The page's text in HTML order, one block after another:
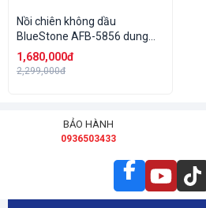
Nồi chiên không dầu
BlueStone AFB-5856 dung
tích 7 lít
1,680,000đ
2,299,000đ
BẢO HÀNH
0936503433